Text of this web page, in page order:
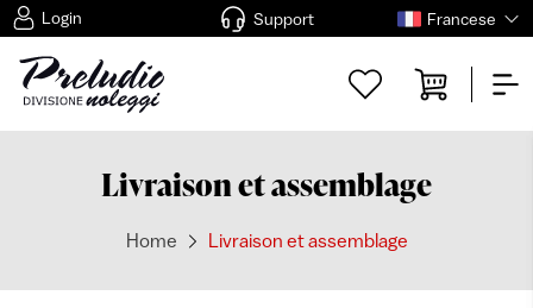
Login Support Francese
Livraison et assemblage
Home Livraison et assemblage